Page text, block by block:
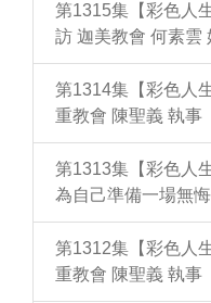
第1315集【彩色人
訪 迦美教會 何素雲
第1314集【彩色人
重教會 陳聖義 執事
第1313集【彩色人
為自己準備一場無
第1312集【彩色人
重教會 陳聖義 執事